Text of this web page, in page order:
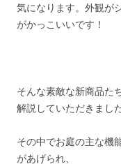
気になります。外観が
がかっこいいです！
そんな素敵な新商品た
解説していただきました
その中でお庭の主な機
があげられ、